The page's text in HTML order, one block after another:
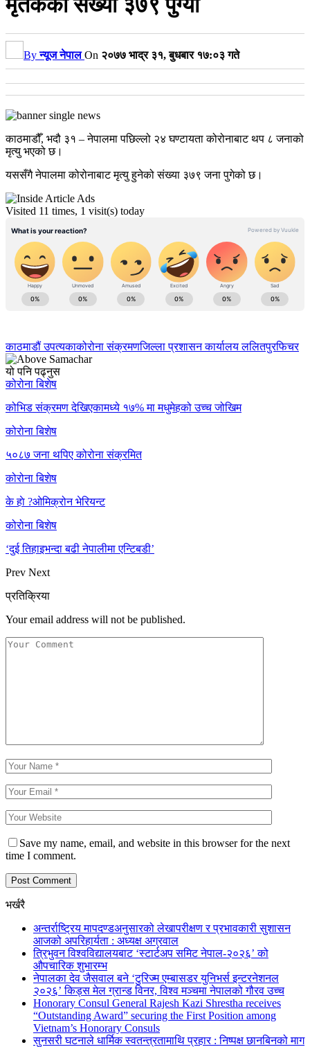
मृतकको संख्या ३७९ पुग्यो
Byन्यूज नेपाल On २०७७ भाद्र ३१, बुधबार १७:०३ गते
काठमाडौँ, भदौ ३१ – नेपालमा पछिल्लो २४ घण्टायता कोरोनाबाट थप ८ जनाको
मृत्यु भएको छ।
यससँगै नेपालमा कोरोनाबाट मृत्यु हुनेको संख्या ३७९ जना पुगेको छ।
Visited 11 times, 1 visit(s) today
काठमाडौं उपत्यकाकोरोना संक्रमणजिल्ला प्रशासन कार्यालय ललितपुरफिचर
यो पनि पढ्नुस
कोरोना बिशेष
कोभिड संक्रमण देखिएकामध्ये १७% मा मधुमेहको उच्च जोखिम
कोरोना बिशेष
५०८७ जना थपिए कोरोना संक्रमित
कोरोना बिशेष
के हाे ?ओमिक्रोन भेरियन्ट
कोरोना बिशेष
‘दुई तिहाइभन्दा बढी नेपालीमा एन्टिबडी’
Prev Next
प्रतिक्रिया
Your email address will not be published.
Save my name, email, and website in this browser for the next
time I comment.
भर्खरै
अन्तर्राष्ट्रिय मापदण्डअनुसारको लेखापरीक्षण र प्रभावकारी सुशासन
आजको अपरिहार्यता : अध्यक्ष अग्रवाल
त्रिभुवन विश्वविद्यालयबाट ‘स्टार्टअप समिट नेपाल-२०२६’ को
औपचारिक शुभारम्भ
नेपालका देव जैसवाल बने ‘टुरिज्म एम्बासडर युनिभर्स इन्टरनेशनल
२०२६’ किड्स मेल ग्रान्ड विनर, विश्व मञ्चमा नेपालको गौरव उच्च
Honorary Consul General Rajesh Kazi Shrestha receives
“Outstanding Award” securing the First Position among
Vietnam’s Honorary Consuls
सुनसरी घटनाले धार्मिक स्वतन्त्रतामाथि प्रहार : निष्पक्ष छानबिनको माग